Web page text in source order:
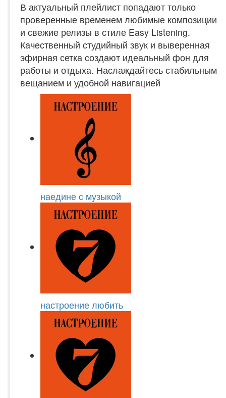
В актуальный плейлист попадают только
проверенные временем любимые композиции
и свежие релизы в стиле Easy Listening.
Качественный студийный звук и выверенная
эфирная сетка создают идеальный фон для
работы и отдыха. Наслаждайтесь стабильным
вещанием и удобной навигацией
наедине с музыкой
настроение любить